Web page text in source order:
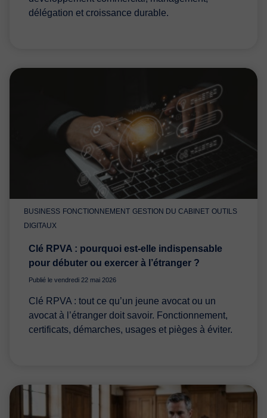
délégation et croissance durable.
BUSINESS FONCTIONNEMENT GESTION DU CABINET OUTILS
DIGITAUX
Clé RPVA : pourquoi est-elle indispensable
pour débuter ou exercer à l’étranger ?
Publié le vendredi 22 mai 2026
Clé RPVA : tout ce qu’un jeune avocat ou un
avocat à l’étranger doit savoir. Fonctionnement,
certificats, démarches, usages et pièges à éviter.